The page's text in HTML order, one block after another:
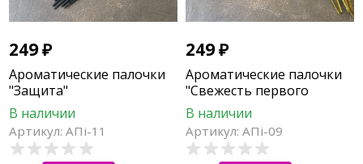
249₽
Ароматические палочки
"Защита"
В наличии
Артикул: АПi-11
249₽
Ароматические палочки
"Свежесть первого
дождя"
В наличии
Артикул: АПi-09